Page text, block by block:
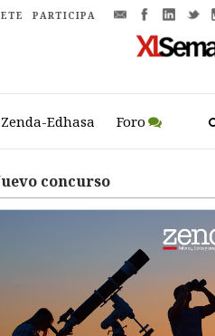
PARTICIPA
Zenda-Edhasa Foro
concurso